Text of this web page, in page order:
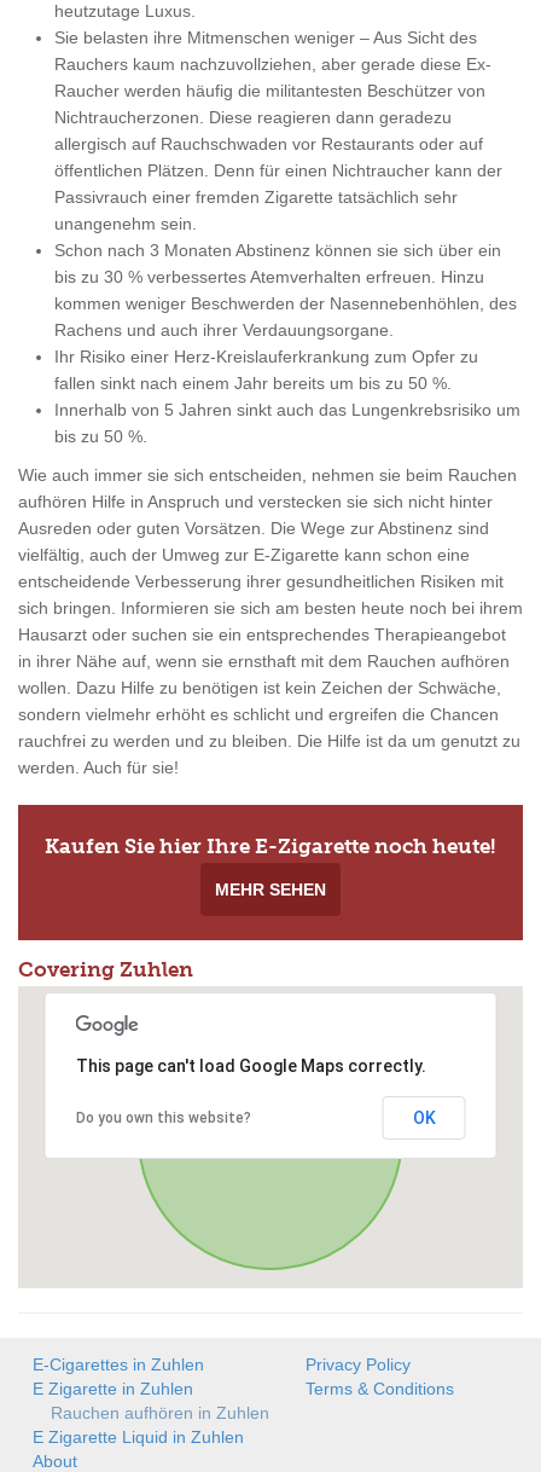
heutzutage Luxus.
Sie belasten ihre Mitmenschen weniger – Aus Sicht des
Rauchers kaum nachzuvollziehen, aber gerade diese Ex-
Raucher werden häufig die militantesten Beschützer von
Nichtraucherzonen. Diese reagieren dann geradezu
allergisch auf Rauchschwaden vor Restaurants oder auf
öffentlichen Plätzen. Denn für einen Nichtraucher kann der
Passivrauch einer fremden Zigarette tatsächlich sehr
unangenehm sein.
Schon nach 3 Monaten Abstinenz können sie sich über ein
bis zu 30 % verbessertes Atemverhalten erfreuen. Hinzu
kommen weniger Beschwerden der Nasennebenhöhlen, des
Rachens und auch ihrer Verdauungsorgane.
Ihr Risiko einer Herz-Kreislauferkrankung zum Opfer zu
fallen sinkt nach einem Jahr bereits um bis zu 50 %.
Innerhalb von 5 Jahren sinkt auch das Lungenkrebsrisiko um
bis zu 50 %.
Wie auch immer sie sich entscheiden, nehmen sie beim Rauchen
aufhören Hilfe in Anspruch und verstecken sie sich nicht hinter
Ausreden oder guten Vorsätzen. Die Wege zur Abstinenz sind
vielfältig, auch der Umweg zur E-Zigarette kann schon eine
entscheidende Verbesserung ihrer gesundheitlichen Risiken mit
sich bringen. Informieren sie sich am besten heute noch bei ihrem
Hausarzt oder suchen sie ein entsprechendes Therapieangebot
in ihrer Nähe auf, wenn sie ernsthaft mit dem Rauchen aufhören
wollen. Dazu Hilfe zu benötigen ist kein Zeichen der Schwäche,
sondern vielmehr erhöht es schlicht und ergreifen die Chancen
rauchfrei zu werden und zu bleiben. Die Hilfe ist da um genutzt zu
werden. Auch für sie!
Kaufen Sie hier Ihre E-Zigarette noch heute!
MEHR SEHEN
Covering Zuhlen
This page can't load Google Maps correctly.
Do you own this website? OK
E-Cigarettes in Zuhlen
E Zigarette in Zuhlen
Rauchen aufhören in Zuhlen
E Zigarette Liquid in Zuhlen
About
Privacy Policy
Terms & Conditions